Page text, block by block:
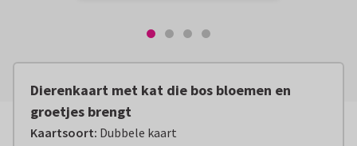
Dierenkaart met kat die bos bloemen en
groetjes brengt
Kaartsoort: Dubbele kaart
Vanaf: € 2,99 excl. verzendkosten